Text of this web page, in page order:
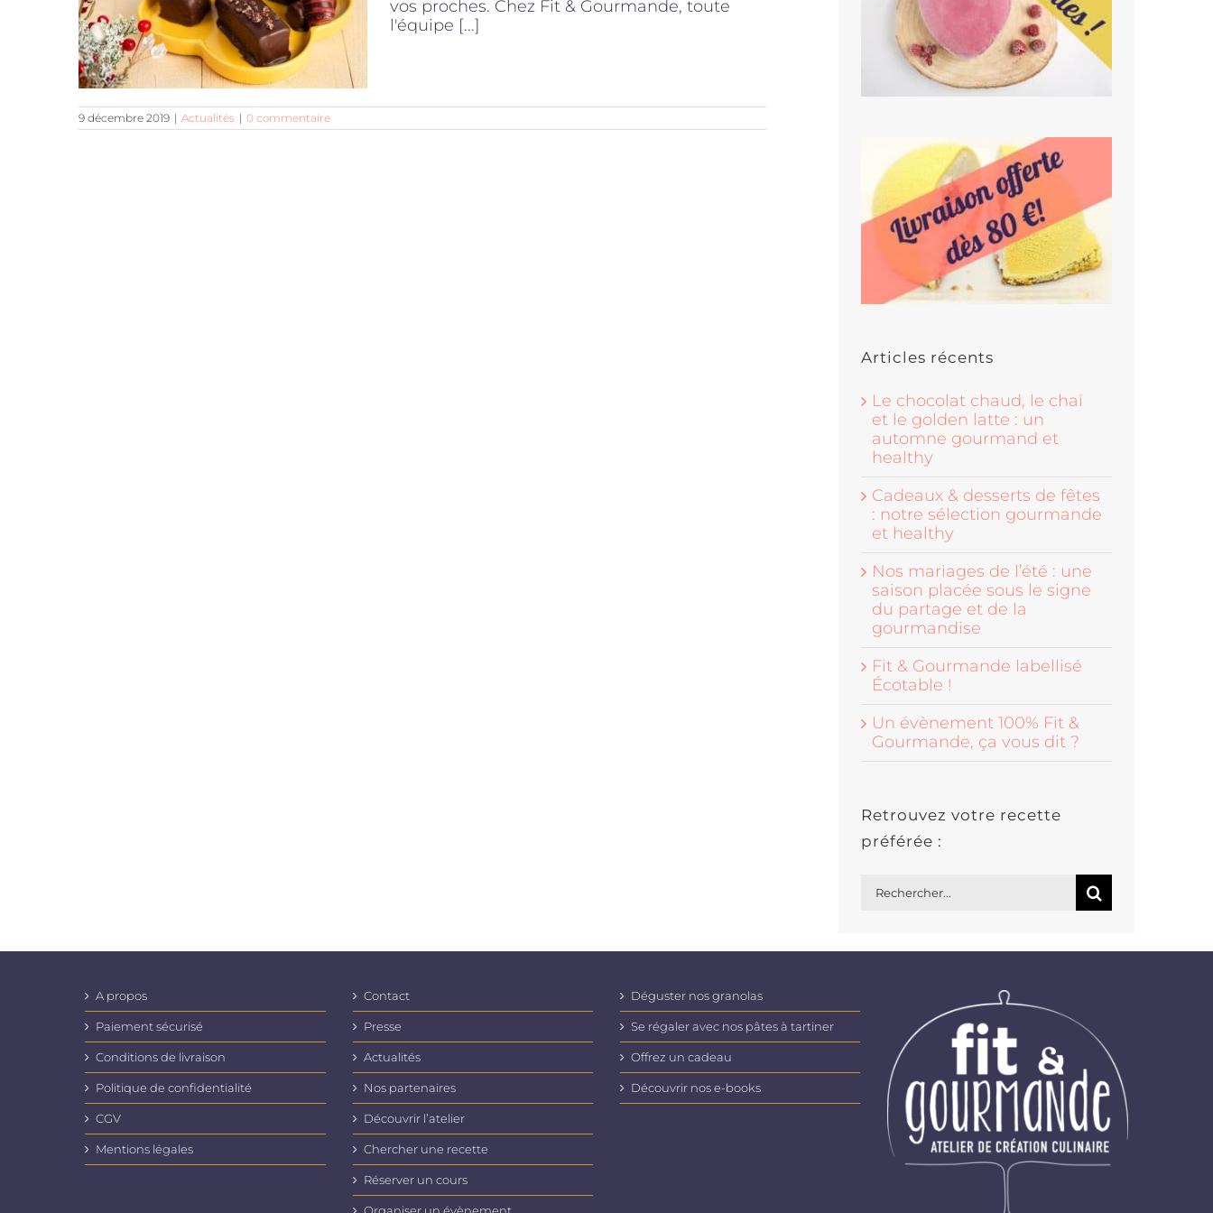
vos proches. Chez Fit & Gourmande, toute
l'équipe [...]
9 décembre 2019 | Actualités | 0 commentaire
Articles récents
Le chocolat chaud, le chaï
et le golden latte : un
automne gourmand et
healthy
Cadeaux & desserts de fêtes
: notre sélection gourmande
et healthy
Nos mariages de l’été : une
saison placée sous le signe
du partage et de la
gourmandise
Fit & Gourmande labellisé
Écotable !
Un évènement 100% Fit &
Gourmande, ça vous dit ?
Retrouvez votre recette
préférée :
A propos
Paiement sécurisé
Conditions de livraison
Politique de confidentialité
CGV
Mentions légales
Contact
Presse
Actualités
Nos partenaires
Découvrir l’atelier
Chercher une recette
Réserver un cours
Déguster nos granolas
Se régaler avec nos pâtes à tartiner
Offrez un cadeau
Découvrir nos e-books